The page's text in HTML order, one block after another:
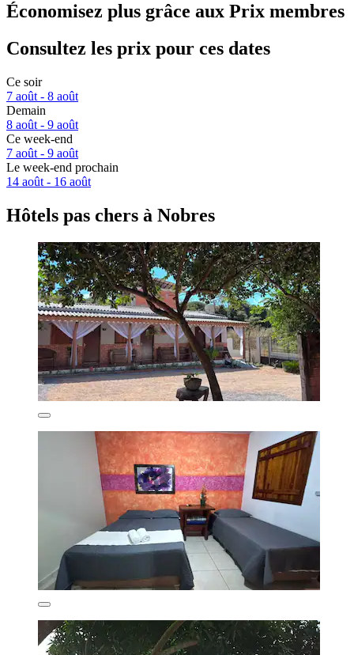
Économisez plus grâce aux Prix membres
Consultez les prix pour ces dates
Ce soir
7 août - 8 août
Demain
8 août - 9 août
Ce week-end
7 août - 9 août
Le week-end prochain
14 août - 16 août
Hôtels pas chers à Nobres